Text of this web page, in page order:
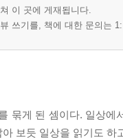
원고에 누가 손댔을까?
수 있다면
년
’에 대한 사유
이 곳에 게재됩니다.
쓰기를, 책에 대한 문의는
묶게 된 셈이다. 일상
보듯 일상을 읽기도